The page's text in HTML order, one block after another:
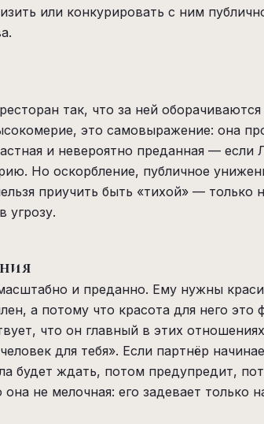
или конкурировать с ним
так, что за ней
это самовыражение: она
и невероятно преданная —
Но оскорбление, публичное
приучить быть «тихой» — только
угрозу.
и преданно. Ему нужны
а потому что красота для него
что он главный в этих
для тебя». Если партнёр
будет ждать, потом предупредит,
она не мелочная: его задевает только